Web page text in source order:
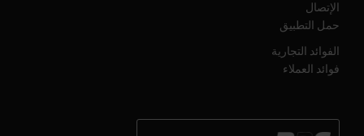
الإتصال
حمل التطبيق
الفوائد التجارية
فوائد العملاء